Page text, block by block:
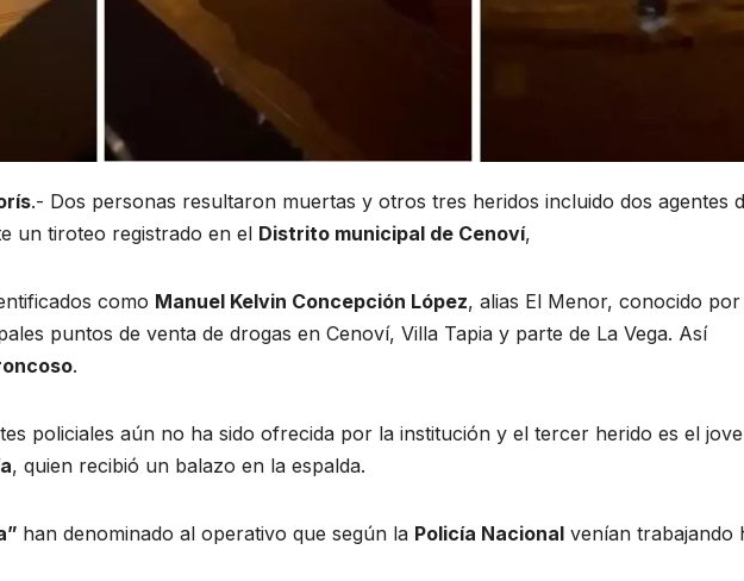
.- Dos personas resultaron muertas y otros tres heridos incluido dos agentes
un tiroteo registrado en el Distrito municipal de Cenoví,
como Manuel Kelvin Concepción López, alias El Menor, conocido
puntos de venta de drogas en Cenoví, Villa Tapia y parte de La Vega. Así
.
policiales aún no ha sido ofrecida por la institución y el tercer herido es el
, quien recibió un balazo en la espalda.
han denominado al operativo que según la Policía Nacional venían trabajando